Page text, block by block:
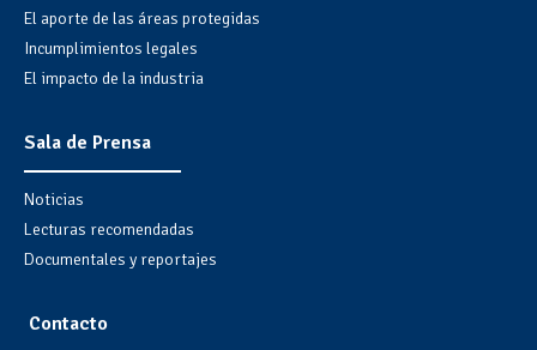
El aporte de las áreas protegidas
Incumplimientos legales
El impacto de la industria
Sala de Prensa
Noticias
Lecturas recomendadas
Documentales y reportajes
Contacto